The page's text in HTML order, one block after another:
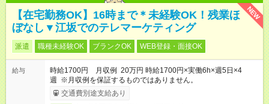
NEW
【在宅勤務OK】16時まで＊未経験OK！残業ほ
ぼなし▼江坂でのテレマーケティング
派遣 職種未経験OK ブランクOK WEB登録・面接OK
給与
時給1700円 月収例 20万円 時給1700円×実働6h×週5日×4
週 ※月収例を保証するものではありません。
交通費別途支給あり